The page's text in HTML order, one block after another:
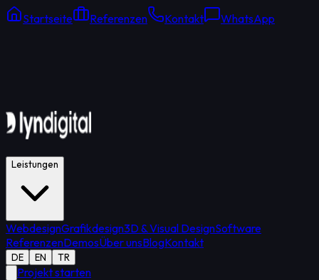
Startseite Referenzen Kontakt WhatsApp
Leistungen
WebdesignGrafikdesign3D & Visual DesignSoftware
ReferenzenDemosÜber unsBlogKontakt
DE EN TR
Projekt starten